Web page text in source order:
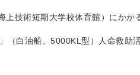
上技術短期大学校体育館）にかか
（白油船、5000KL型）人命救助